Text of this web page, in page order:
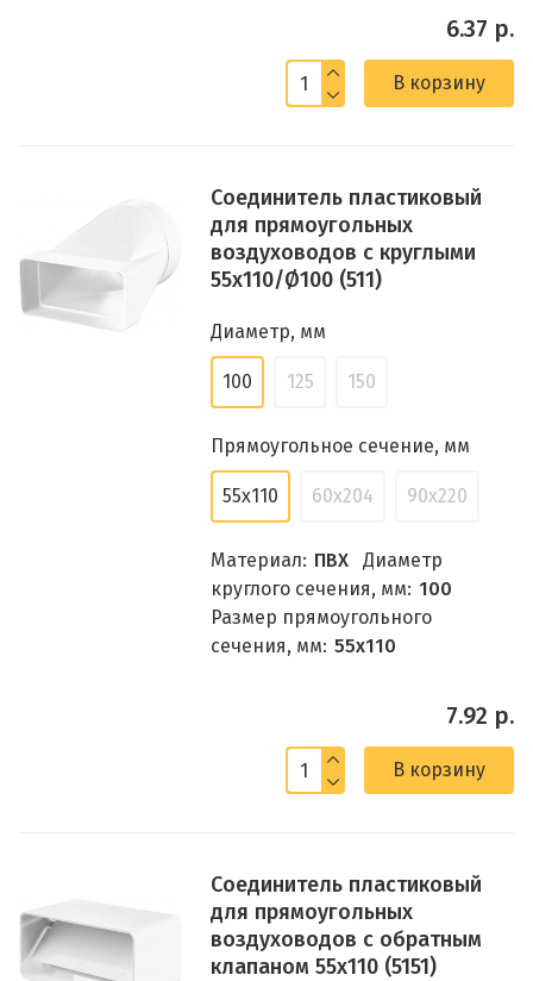
6.37 р.
В корзину
Соединитель пластиковый
для прямоугольных
воздуховодов с круглыми
55х110/Ø100 (511)
Диаметр, мм
100 125 150
Прямоугольное сечение, мм
55x110 60x204 90x220
Материал: ПВХ
Диаметр
круглого сечения, мм: 100
Размер прямоугольного
сечения, мм: 55x110
7.92 р.
В корзину
Соединитель пластиковый
для прямоугольных
воздуховодов с обратным
клапаном 55х110 (5151)